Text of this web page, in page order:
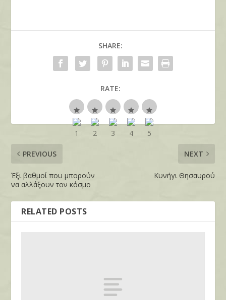
SHARE:
RATE:
PREVIOUS
Έξι βαθμοί που μπορούν
να αλλάξουν τον κόσμο
NEXT
Κυνήγι Θησαυρού
RELATED POSTS